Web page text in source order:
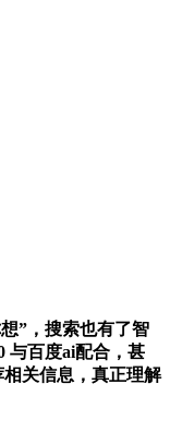
”，搜索也有了智
与百度ai配合，甚
关信息，真正理解